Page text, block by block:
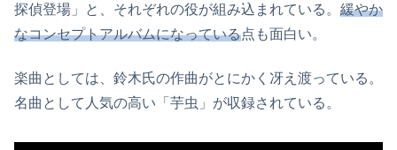
探偵登場」と、それぞれの役が組み込まれている。 緩やか
なコンセプトアルバムになっている点も面白い。
楽曲としては、鈴木氏の作曲がとにかく冴え渡っている。
名曲として人気の高い「芋虫」が収録されている。